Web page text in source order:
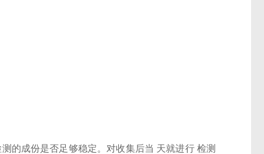
的成份是否足够稳定。对收集后当 天就进行 检测